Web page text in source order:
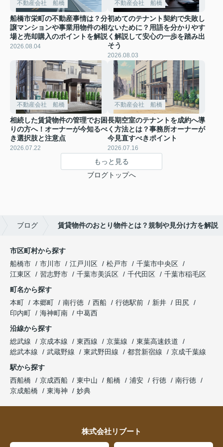
不動産会社 船橋
船橋市栄町の不動産事情は？分
譲マンションや事業用物件の相
場と売却購入のポイントを解説
2026.08.04
不動産会社 船橋
初めてのテナント契約で失敗し
ないために？用語を分かりやす
く解説して安心の一歩を踏み出
そう
2026.08.03
不動産会社 船橋
相続した賃貸物件の管理でお困
りの方へ！オーナーが今知るべ
き選択肢と注意点
2026.07.22
不動産会社 船橋
長期空室のテナントを成約へ導
く方法とは？事務所オーナーが
今見直すべきポイント
2026.07.16
もっと見る
ブログトップへ
ブログ 賃貸物件のおとり物件とは？規制や見分け方を解説
市区町村から探す
船橋市
市川市 江戸川区 松戸市
千葉市中央区
江東区
習志野市 千葉市美浜区 千代田区
千葉市稲毛区
町名から探す
本町
本郷町 南行徳 西船 行徳駅前 新井
田尻
印内町
海神町南
中葛西
沿線から探す
総武線
京成本線 東西線 京葉線
東葉高速鉄道
総武本線
武蔵野線 東武野田線 都営新宿線
京成千葉線
駅から探す
西船橋
京成西船 東中山 船橋 浦安 行徳
南行徳
京成船橋
東海神 妙典
株式会社リブート